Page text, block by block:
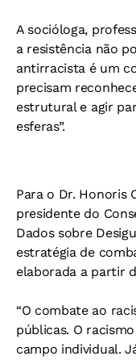
A socióloga,
a resistência não
antirracista é um
precisam
estrutural e agir
esferas”.
Para o Dr. Honoris
presidente do
Dados sobre
estratégia de
elaborada a partir
“O combate ao
públicas. O
campo individual.